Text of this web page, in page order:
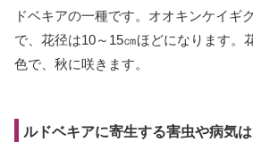
ドベキアの一種です。オオキンケイギ
で、花径は10～15㎝ほどになります。
色で、秋に咲きます。
ルドベキアに寄生する害虫や病気